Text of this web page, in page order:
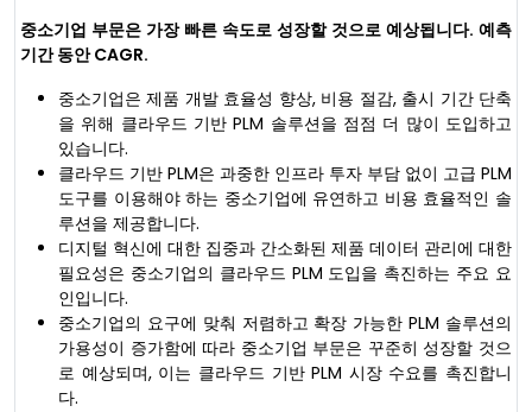
중소기업 부문은 가장 빠른 속도로 성장할 것으로 예상됩니다. 예측
기간 동안 CAGR.
중소기업은 제품 개발 효율성 향상, 비용 절감, 출시 기간 단축
을 위해 클라우드 기반 PLM 솔루션을 점점 더 많이 도입하고
있습니다.
클라우드 기반 PLM은 과중한 인프라 투자 부담 없이 고급 PLM
도구를 이용해야 하는 중소기업에 유연하고 비용 효율적인 솔
루션을 제공합니다.
디지털 혁신에 대한 집중과 간소화된 제품 데이터 관리에 대한
필요성은 중소기업의 클라우드 PLM 도입을 촉진하는 주요 요
인입니다.
중소기업의 요구에 맞춰 저렴하고 확장 가능한 PLM 솔루션의
가용성이 증가함에 따라 중소기업 부문은 꾸준히 성장할 것으
로 예상되며, 이는 클라우드 기반 PLM 시장 수요를 촉진합니
다.